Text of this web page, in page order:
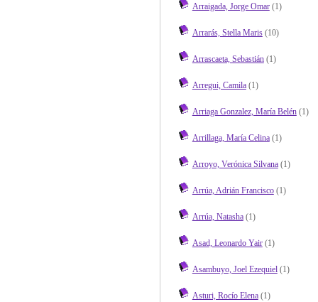
Arraigada, Jorge Omar(1)
Arrarás, Stella Maris(10)
Arrascaeta, Sebastián(1)
Arregui, Camila(1)
Arriaga Gonzalez, María Belén(1)
Arrillaga, María Celina(1)
Arroyo, Verónica Silvana(1)
Arrúa, Adrián Francisco(1)
Arrúa, Natasha(1)
Asad, Leonardo Yair(1)
Asambuyo, Joel Ezequiel(1)
Asturi, Rocío Elena(1)